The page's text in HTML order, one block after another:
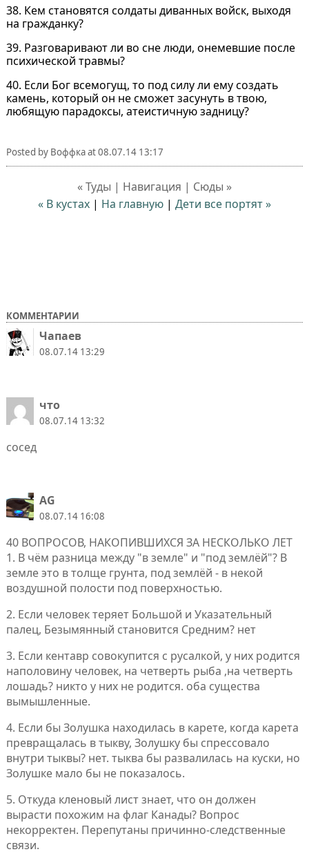
38. Кем становятся солдаты диванных войск, выходя
на гражданку?
39. Разговаривают ли во сне люди, онемевшие после
психической травмы?
40. Если Бог всемогущ, то под силу ли ему создать
камень, который он не сможет засунуть в твою,
любящую парадоксы, атеистичную задницу?
Posted by Воффкаat08.07.14 13:17
« Туды | Навигация | Сюды »
« В кустах | На главную | Дети все портят »
КОММЕНТАРИИ
Чапаев
08.07.14 13:29
что
08.07.14 13:32
сосед
AG
08.07.14 16:08
40 ВОПРОСОВ, НАКОПИВШИХСЯ ЗА НЕСКОЛЬКО ЛЕТ
1. В чём разница между "в земле" и "под землёй"? В
земле это в толще грунта, под землёй - в некой
воздушной полости под поверхностью.
2. Если человек теряет Большой и Указательный
палец, Безымянный становится Средним? нет
3. Если кентавр совокупится с русалкой, у них родится
наполовину человек, на четверть рыба ,на четверть
лошадь? никто у них не родится. оба существа
вымышленные.
4. Если бы Золушка находилась в карете, когда карета
превращалась в тыкву, Золушку бы спрессовало
внутри тыквы? нет. тыква бы развалилась на куски, но
Золушке мало бы не показалось.
5. Откуда кленовый лист знает, что он должен
вырасти похожим на флаг Канады? Вопрос
некорректен. Перепутаны причинно-следственные
связи.